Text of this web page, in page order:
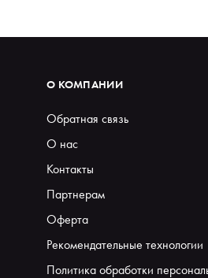
О КОМПАНИИ
Обратная связь
О нас
Контакты
Партнерам
Оферта
Рекомендательные технологии
Политика обработки